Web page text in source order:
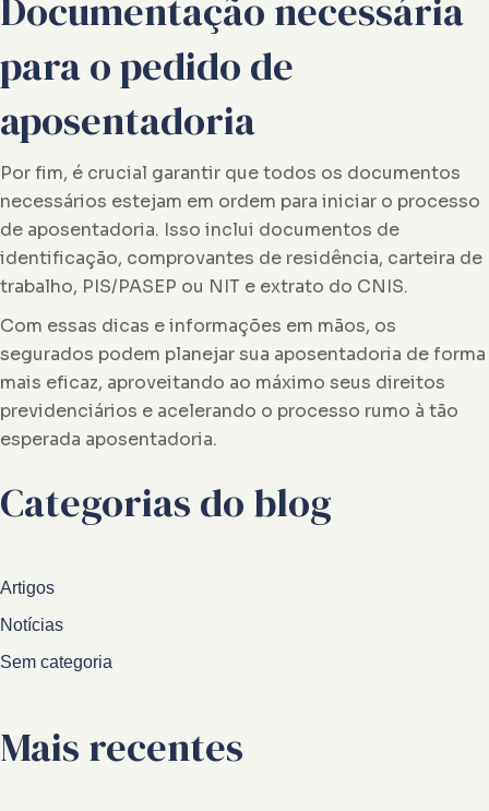
Documentação necessária
para o pedido de
aposentadoria
Por fim, é crucial garantir que todos os documentos
necessários estejam em ordem para iniciar o processo
de aposentadoria. Isso inclui documentos de
identificação, comprovantes de residência, carteira de
trabalho, PIS/PASEP ou NIT e extrato do CNIS.
Com essas dicas e informações em mãos, os
segurados podem planejar sua aposentadoria de forma
mais eficaz, aproveitando ao máximo seus direitos
previdenciários e acelerando o processo rumo à tão
esperada aposentadoria.
Categorias do blog
Artigos
Notícias
Sem categoria
Mais recentes